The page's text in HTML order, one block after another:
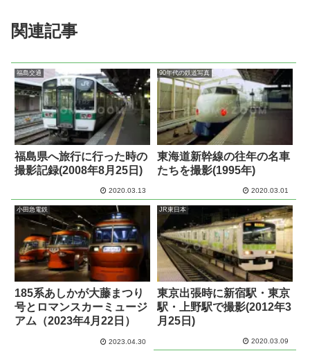
関連記事
福島交通
福島県へ旅行に行った時の
撮影記録(2008年8月25日)
2020.03.13
90年代の鉄道写真
東海道新幹線の往年の名車
たちを撮影(1995年)
2020.03.01
小田急電鉄
185系あしかが大藤まつり
号とロマンスカーミュージ
アム（2023年4月22日）
2023.04.30
JR東日本
東京出張時に新宿駅・東京
駅・上野駅で撮影(2012年3
月25日)
2020.03.09